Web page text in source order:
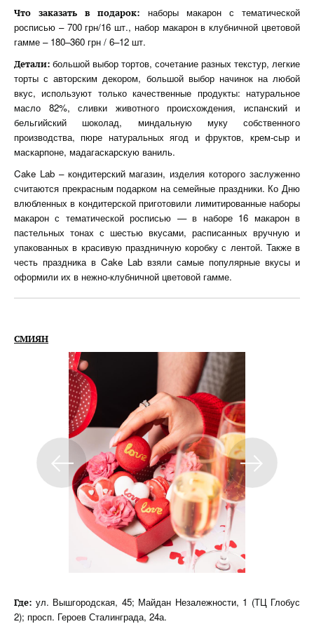
Что заказать в подарок: наборы макарон с тематической
росписью – 700 грн/16 шт., набор макарон в клубничной цветовой
гамме – 180–360 грн / 6–12 шт.
Детали: большой выбор тортов, сочетание разных текстур, легкие
торты с авторским декором, большой выбор начинок на любой
вкус, используют только качественные продукты: натуральное
масло 82%, сливки животного происхождения, испанский и
бельгийский шоколад, миндальную муку собственного
производства, пюре натуральных ягод и фруктов, крем-сыр и
маскарпоне, мадагаскарскую ваниль.
Cake Lab – кондитерский магазин, изделия которого заслуженно
считаются прекрасным подарком на семейные праздники. Ко Дню
влюбленных в кондитерской приготовили лимитированные наборы
макарон с тематической росписью — в наборе 16 макарон в
пастельных тонах с шестью вкусами, расписанных вручную и
упакованных в красивую праздничную коробку с лентой. Также в
честь праздника в Cake Lab взяли самые популярные вкусы и
оформили их в нежно-клубничной цветовой гамме.
СМИЯН
Где: ул. Вышгородская, 45; Майдан Незалежности, 1 (ТЦ Глобус
2); просп. Героев Сталинграда, 24а.